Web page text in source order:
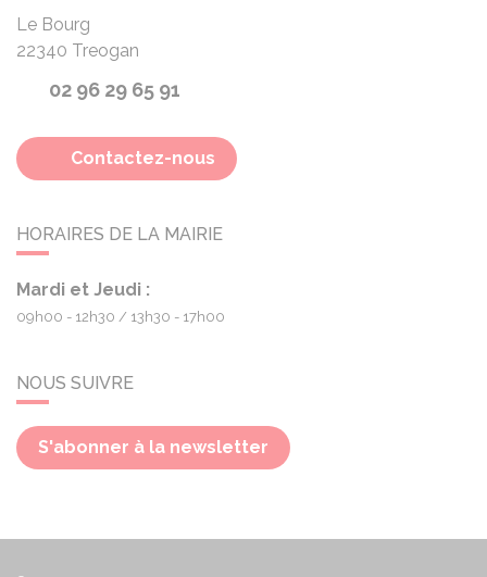
Le Bourg
22340 Treogan
02 96 29 65 91
Contactez-nous
HORAIRES DE LA MAIRIE
Mardi et Jeudi :
09h00 - 12h30 13h30 - 17h00
NOUS SUIVRE
S'abonner à la newsletter